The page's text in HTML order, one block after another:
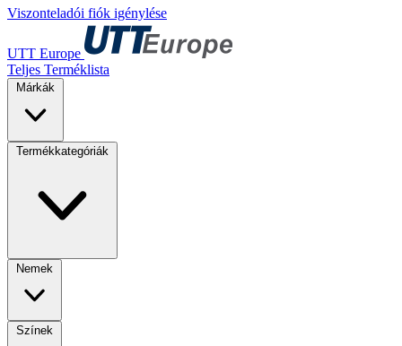
Viszonteladói fiók igénylése
UTT Europe
Teljes Terméklista
Márkák
Termékkategóriák
Nemek
Színek